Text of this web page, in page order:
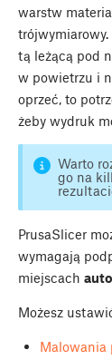
warstw
tą leżącą pod
w powietrzu i
oprzeć, to
żeby wydruk
Warto
go na
PrusaSlicer
wymagają
miejscach
Możesz
Malowania